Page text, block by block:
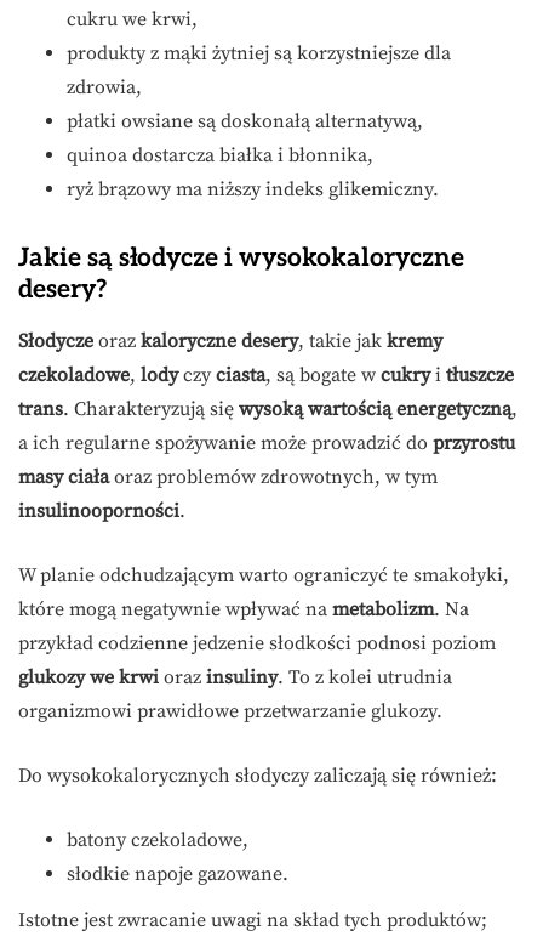
cukru we krwi,
produkty z mąki żytniej są korzystniejsze dla
zdrowia,
płatki owsiane są doskonałą alternatywą,
quinoa dostarcza białka i błonnika,
ryż brązowy ma niższy indeks glikemiczny.
Jakie są słodycze i wysokokaloryczne
desery?
Słodycze oraz kaloryczne desery, takie jak kremy
czekoladowe, lodyczy ciasta, są bogate w cukryi tłuszcze
trans. Charakteryzują się wysoką wartością energetyczną,
a ich regularne spożywanie może prowadzić do przyrostu
masy ciałaoraz problemów zdrowotnych, w tym
insulinooporności.
W planie odchudzającym warto ograniczyć te smakołyki,
które mogą negatywnie wpływać na metabolizm. Na
przykład codzienne jedzenie słodkości podnosi poziom
glukozy we krwi oraz insuliny. To z kolei utrudnia
organizmowi prawidłowe przetwarzanie glukozy.
Do wysokokalorycznych słodyczy zaliczają się również:
batony czekoladowe,
słodkie napoje gazowane.
Istotne jest zwracanie uwagi na skład tych produktów;